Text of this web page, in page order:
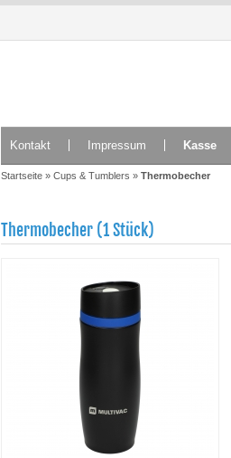
Kontakt Impressum Kasse
Startseite » Cups & Tumblers » Thermobecher
Thermobecher (1 Stück)